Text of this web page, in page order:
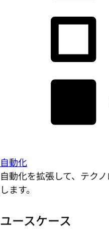
自動化
自動化を拡張して、テク
します。
ユースケース